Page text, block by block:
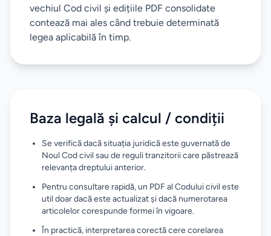
vechiul Cod civil și edițiile PDF consolidate
contează mai ales când trebuie determinată
legea aplicabilă în timp.
Baza legală și calcul / condiții
Se verifică dacă situația juridică este guvernată de
Noul Cod civil sau de reguli tranzitorii care păstrează
relevanța dreptului anterior.
Pentru consultare rapidă, un PDF al Codului civil este
util doar dacă este actualizat și dacă numerotarea
articolelor corespunde formei în vigoare.
În practică, interpretarea corectă cere corelarea